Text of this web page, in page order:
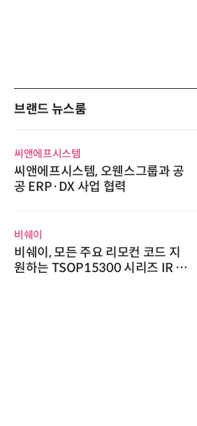
브랜드 뉴스룸
씨앤에프시스템
씨앤에프시스템, 오웬스그룹과 공
공 ERP·DX 사업 협력
비쉐이
비쉐이, 모든 주요 리모컨 코드 지
원하는 TSOP15300 시리즈 IR 수